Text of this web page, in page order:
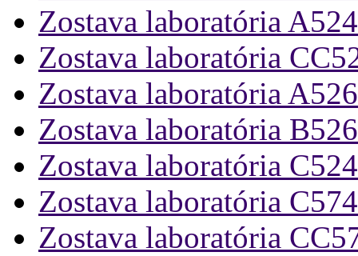
Zostava laboratória A524
Zostava laboratória
Zostava laboratória A526
Zostava laboratória B526
Zostava laboratória C524
Zostava laboratória C574
Zostava laboratória